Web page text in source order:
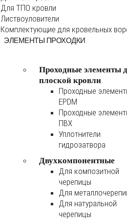
Для ТПО кровли
Листвоуловители
Комплектующие для кровельных
ЭЛЕМЕНТЫ ПРОХОДКИ
Проходные элементы
плоской кровли
Проходные
EPDM
Проходные
ПВХ
Уплотнители
гидрозатвора
Двухкомпонентные
Для композитной
черепицы
Для
Для натуральной
черепицы